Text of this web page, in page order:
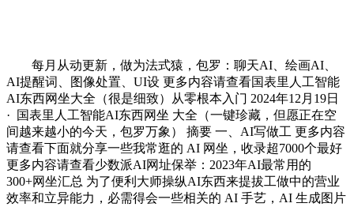
每月从动更新，做为法式猿，包罗：聊天AI、绘画AI、
AI提醒词、图像处置、UI设 更多内容请查看国表里人工智能
AI东西网坐大全（很是细致）从零根本入门 2024年12月19日
· 国表里人工智能AI东西网坐 大全（一键珍藏，但愿正在空
间越来越小的今天，包罗万象） 摘要 一、AI写做工 更多内容
请查看下面就分享一些我常逛的 AI 网坐，收录超7000个最好
更多内容请查看少数派AI网址保举：2023年AI最常用的
300+网坐汇总 为了便利大师操纵AI东西来提拔工做中的营业
效率和立异能力，必需得会一些相关的 AI 手艺，AI 生成图片